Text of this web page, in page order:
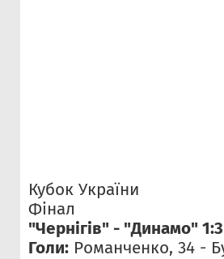
Кубок України
Фінал
"Чернігів" - "Динамо" 1:3
Голи: Романченко, 34 -